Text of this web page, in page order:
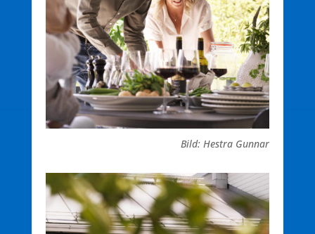
Bild: Hestra Gunnar